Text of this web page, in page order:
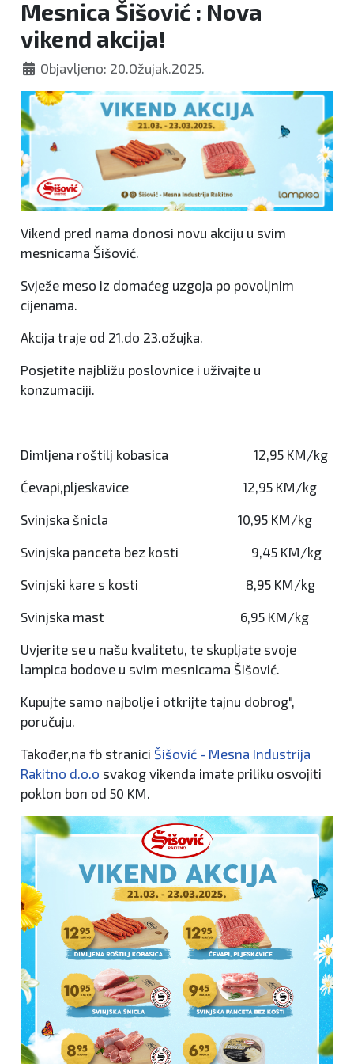
Mesnica Šišović : Nova
vikend akcija!
Objavljeno: 20.Ožujak.2025.
Vikend pred nama donosi novu akciju u svim
mesnicama Šišović.
Svježe meso iz domaćeg uzgoja po povoljnim
cijenama.
Akcija traje od 21.do 23.ožujka.
Posjetite najbližu poslovnice i uživajte u
konzumaciji.
Dimljena roštilj kobasica 12,95 KM/kg
Ćevapi,pljeskavice 12,95 KM/kg
Svinjska šnicla 10,95 KM/kg
Svinjska panceta bez kosti 9,45 KM/kg
Svinjski kare s kosti 8,95 KM/kg
Svinjska mast 6,95 KM/kg
Uvjerite se u našu kvalitetu, te skupljate svoje
lampica bodove u svim mesnicama Šišović.
Kupujte samo najbolje i otkrijte tajnu dobrog",
poručuju.
Također,na fb stranici Šišović - Mesna Industrija
Rakitno d.o.o svakog vikenda imate priliku osvojiti
poklon bon od 50 KM.